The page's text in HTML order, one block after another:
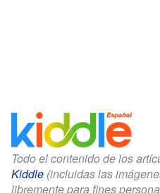
Todo el contenido de los
Kiddle (incluidas las
libremente para fines